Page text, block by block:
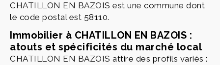
CHATILLON EN BAZOIS est une commune dont
le code postal est 58110.
Immobilier à CHATILLON EN BAZOIS :
atouts et spécificités du marché local
CHATILLON EN BAZOIS attire des profils variés :